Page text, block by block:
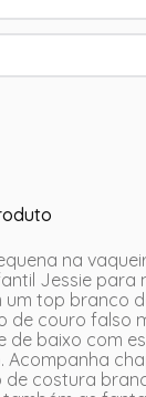
na
Jessie para
um top branco
de couro falso
de baixo com
Acompanha
de costura